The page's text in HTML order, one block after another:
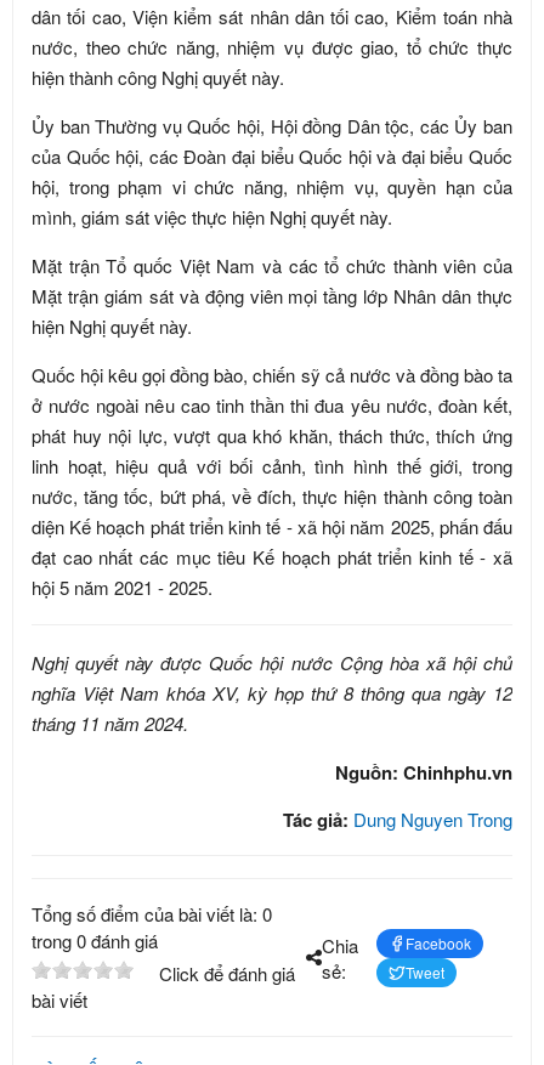
dân tối cao, Viện kiểm sát nhân dân tối cao, Kiểm toán nhà
nước, theo chức năng, nhiệm vụ được giao, tổ chức thực
hiện thành công Nghị quyết này.
Ủy ban Thường vụ Quốc hội, Hội đồng Dân tộc, các Ủy ban
của Quốc hội, các Đoàn đại biểu Quốc hội và đại biểu Quốc
hội, trong phạm vi chức năng, nhiệm vụ, quyền hạn của
mình, giám sát việc thực hiện Nghị quyết này.
Mặt trận Tổ quốc Việt Nam và các tổ chức thành viên của
Mặt trận giám sát và động viên mọi tầng lớp Nhân dân thực
hiện Nghị quyết này.
Quốc hội kêu gọi đồng bào, chiến sỹ cả nước và đồng bào ta
ở nước ngoài nêu cao tinh thần thi đua yêu nước, đoàn kết,
phát huy nội lực, vượt qua khó khăn, thách thức, thích ứng
linh hoạt, hiệu quả với bối cảnh, tình hình thế giới, trong
nước, tăng tốc, bứt phá, về đích, thực hiện thành công toàn
diện Kế hoạch phát triển kinh tế - xã hội năm 2025, phấn đấu
đạt cao nhất các mục tiêu Kế hoạch phát triển kinh tế - xã
hội 5 năm 2021 - 2025.
Nghị quyết này được Quốc hội nước Cộng hòa xã hội chủ
nghĩa Việt Nam khóa XV, kỳ họp thứ 8 thông qua ngày 12
tháng 11 năm 2024.
Nguồn: Chinhphu.vn
Tác giả: Dung Nguyen Trong
Tổng số điểm của bài viết là: 0
trong 0 đánh giá
Click để đánh giá
bài viết
Chia
sẻ:
Facebook
Tweet